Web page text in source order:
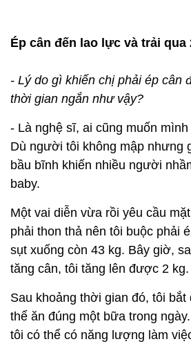
Ép cân đến lao lực và trải qua
- Lý do gì khiến chị phải ép cân
thời gian ngắn như vậy?
- Là nghệ sĩ, ai cũng muốn
Dù người tôi không mập nhưng
bầu bĩnh khiến nhiều người
baby.
Một vai diễn vừa rồi yêu cầu
phải thon thả nên tôi buộc phải
sụt xuống còn 43 kg. Bây giờ,
tăng cân, tôi tăng lên được 2 kg.
Sau khoảng thời gian đó, tôi bắt
thể ăn đúng một bữa trong
tôi có thể có năng lượng làm